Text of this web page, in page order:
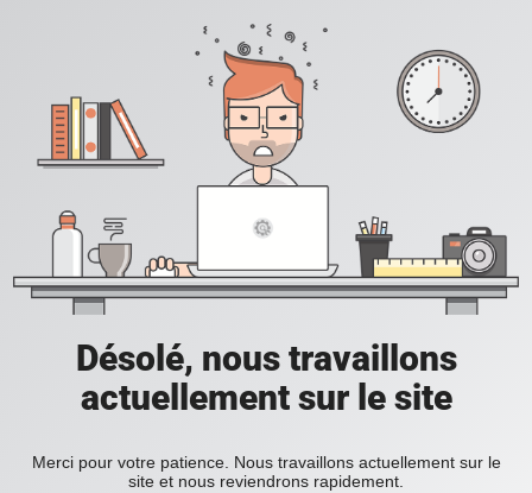
Désolé, nous travaillons
actuellement sur le site
Merci pour votre patience. Nous travaillons actuellement sur le
site et nous reviendrons rapidement.